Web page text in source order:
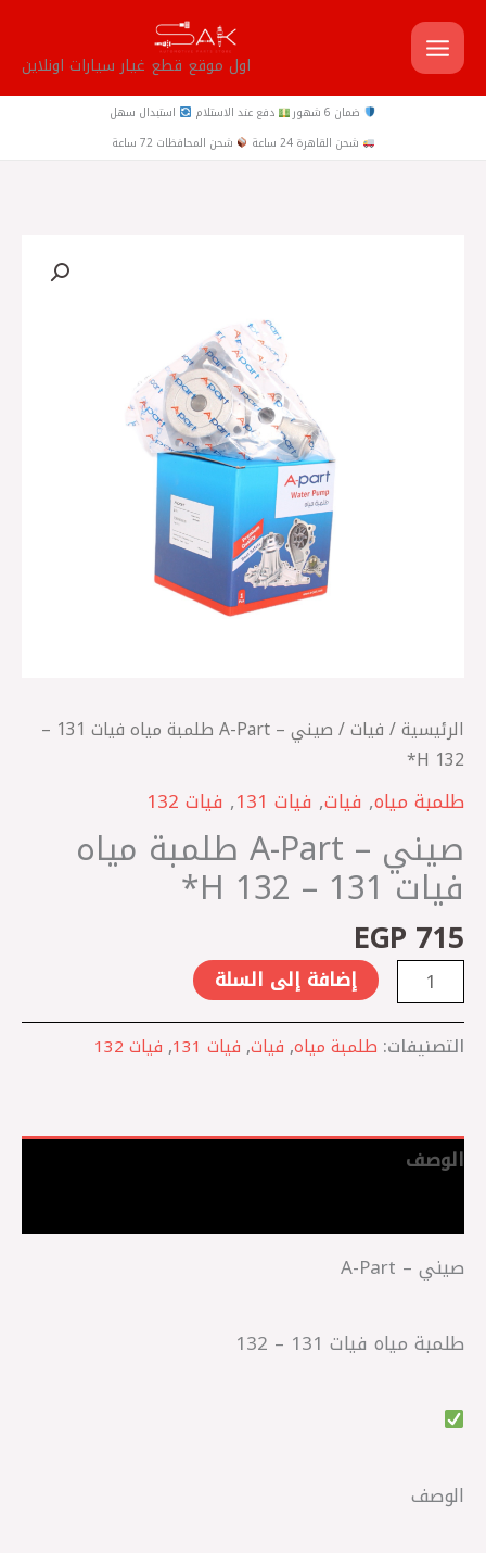
تخطي
إلى
المحتوى
اول موقع قطع غيار سيارات اونلاين
ضمان 6 شهور دفع عند الاستلام
استبدال سهل
شحن القاهرة 24 ساعة
شحن المحافظات 72 ساعة
الرئيسية/ فيات
/ صيني – A-Part طلمبة مياه فيات 131 –
132 H*
طلمبة مياه, فيات, فيات 131 , فيات 132
صيني – A-Part طلمبة مياه
فيات 131 – 132 H*
EGP 715
إضافة إلى السلة
التصنيفات: طلمبة مياه, فيات, فيات 131 , فيات 132
الوصف
صيني – A-Part
طلمبة مياه فيات 131 – 132
الوصف